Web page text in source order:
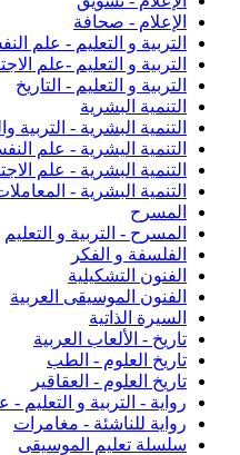
الإعلام - صحافة
التربية و التعليم - علم
التربية و التعليم -علم
التربية و التعليم - التاريخ
التنمية البشرية
التنمية البشرية - التربية
التنمية اليشرية - علم
التنمية البشرية - علم
التنمية البشرية -
المسرح
المسرح - التربية و التعليم
الفلسفة و الفكر
الفنون التشكيلية
الفنون الموسيقى العربية
السيرة الذاتية
تاريخ - الألعاب العربية
تاريخ العلوم - الطب
تاريخ العلوم - العقاقير
رواية - التربية و
رواية للناشئة - مغامرات
سلسلة تعليم الموسيقى